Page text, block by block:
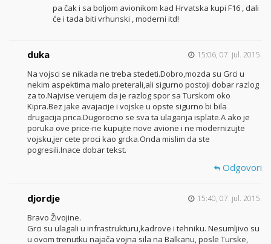
pa čak i sa boljom avionikom kad Hrvatska kupi F16 , dali
će i tada biti vrhunski , moderni itd!
duka 15:06, 07. jul. 2015.
Na vojsci se nikada ne treba stedeti.Dobro,mozda su Grci u
nekim aspektima malo preterali,ali sigurno postoji dobar razlog
za to.Najvise verujem da je razlog spor sa Turskom oko
Kipra.Bez jake avajacije i vojske u opste sigurno bi bila
drugacija prica.Dugorocno se sva ta ulaganja isplate.A ako je
poruka ove price-ne kupujte nove avione i ne modernizujte
vojsku,jer cete proci kao grcka.Onda mislim da ste
pogresili.Inace dobar tekst.
Odgovori
djordje 15:40, 07. jul. 2015.
Bravo Živojine.
Grci su ulagali u infrastrukturu,kadrove i tehniku. Nesumljivo su
u ovom trenutku najača vojna sila na Balkanu, posle Turske,